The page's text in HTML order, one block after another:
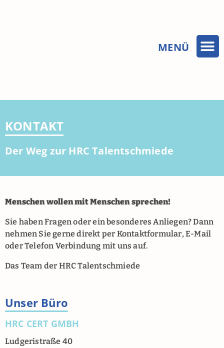
MENÜ
KONTAKT
Der Weg zur HRC Talentschmiede
Menschen wollen mit Menschen sprechen!
Sie haben Fragen oder ein besonderes Anliegen? Dann
nehmen Sie gerne direkt per Kontaktformular, E-Mail
oder Telefon Verbindung mit uns auf.
Das Team der HRC Talentschmiede
Unser Büro
HRC CERT GMBH
Ludgeristraße 40